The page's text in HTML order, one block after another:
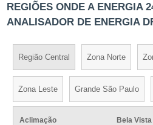
REGIÕES ONDE A ENERGIA
ANALISADOR DE ENERGIA
Região Central Zona Norte
Zona Leste Grande São Paulo
Aclimação
Bela Vista